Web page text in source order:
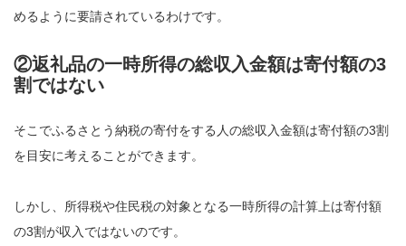
めるように要請されているわけです。
②返礼品の一時所得の総収入金額は寄付額の3
割ではない
そこでふるさとう納税の寄付をする人の総収入金額は寄付額の3割
を目安に考えることができます。
しかし、所得税や住民税の対象となる一時所得の計算上は寄付額
の3割が収入ではないのです。